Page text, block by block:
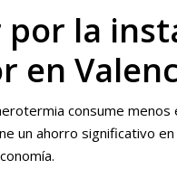
por la
en
consume
un ahorro significativo